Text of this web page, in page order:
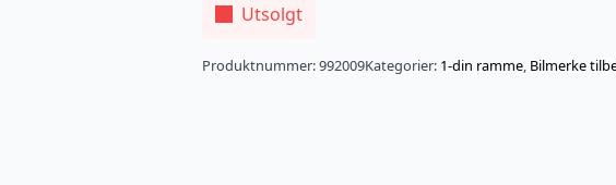
Utsolgt
Produktnummer:992009Kategorier: 1-din ramme, Bilmerke